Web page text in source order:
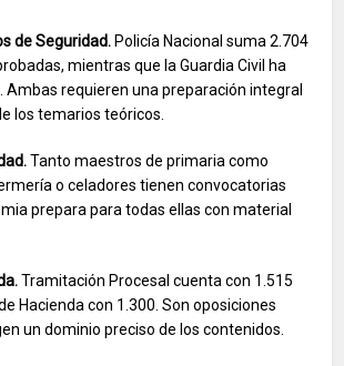
de Seguridad. Policía Nacional suma 2.704
mientras que la Guardia Civil ha
Ambas requieren una preparación integral
los temarios teóricos.
Tanto maestros de primaria como
o celadores tienen convocatorias
prepara para todas ellas con material
Tramitación Procesal cuenta con 1.515
Hacienda con 1.300. Son oposiciones
un dominio preciso de los contenidos.